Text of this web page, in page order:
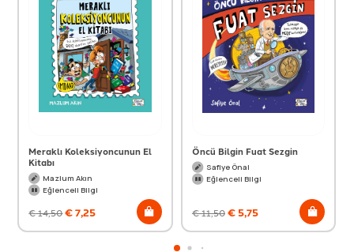
Meraklı Koleksiyoncunun El
Kitabı
Mazlum Akın
Eğlenceli Bilgi
€14,50€7,25
Öncü Bilgin Fuat Sezgin
Safiye Önal
Eğlenceli Bilgi
€11,50€5,75